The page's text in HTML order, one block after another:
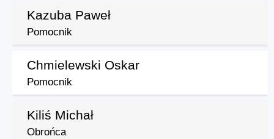
Kazuba Paweł
Pomocnik
Chmielewski Oskar
Pomocnik
Kiliś Michał
Obrońca